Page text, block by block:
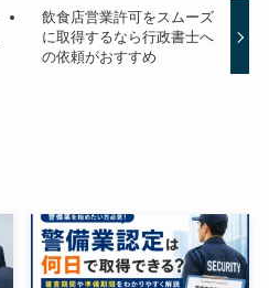
飲食店営業許可をスムーズ
に取得するなら行政書士へ
の依頼がおすすめ